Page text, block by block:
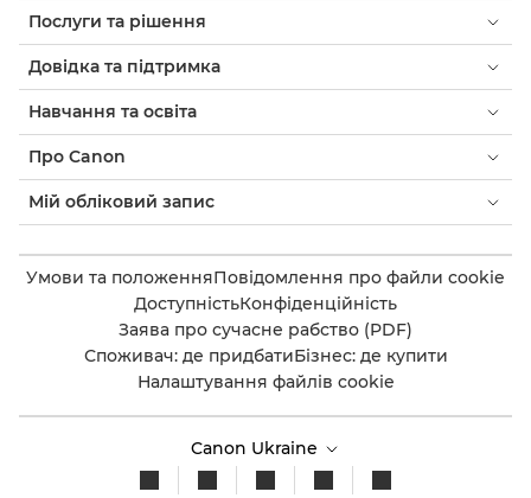
Послуги та рішення
Довідка та підтримка
Навчання та освіта
Про Canon
Мій обліковий запис
Умови та положенняПовідомлення про файли cookie
ДоступністьКонфіденційність
Заява про сучасне рабство (PDF)
Споживач: де придбатиБізнес: де купити
Налаштування файлів cookie
Canon Ukraine